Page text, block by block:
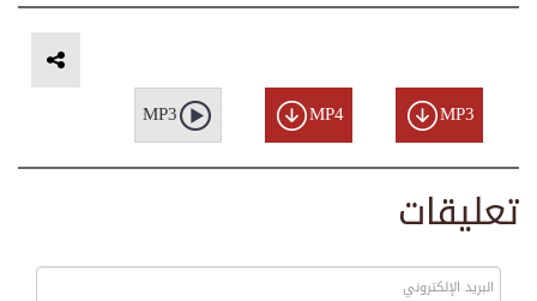
MP3
MP4
MP3
تعليقات